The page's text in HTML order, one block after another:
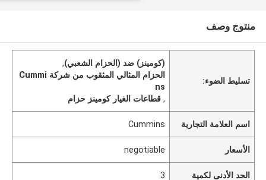
منتوج وصف
تسليط الضوء:
(كومينز) ضد (الحزام الشعبي),
الحزام المثالي المثقوب من شركة Cummi
ns
,قطاعات الغيار كومينز حزام
اسم العلامة التجارية Cummins
الأسعار negotiable
الحد الأدنى لكمية 3